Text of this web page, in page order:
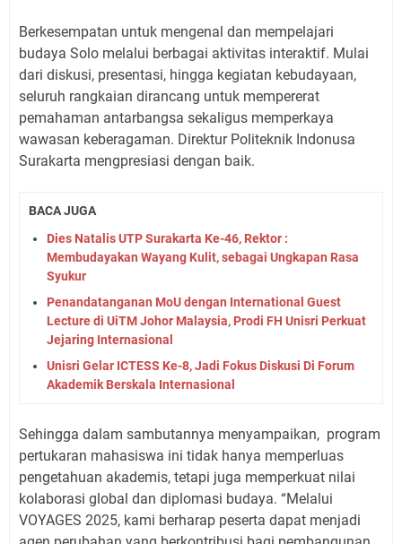
Berkesempatan untuk mengenal dan mempelajari
budaya Solo melalui berbagai aktivitas interaktif. Mulai
dari diskusi, presentasi, hingga kegiatan kebudayaan,
seluruh rangkaian dirancang untuk mempererat
pemahaman antarbangsa sekaligus memperkaya
wawasan keberagaman. Direktur Politeknik Indonusa
Surakarta mengpresiasi dengan baik.
BACA JUGA
Dies Natalis UTP Surakarta Ke-46, Rektor :
Membudayakan Wayang Kulit, sebagai Ungkapan Rasa
Syukur
Penandatanganan MoU dengan International Guest
Lecture di UiTM Johor Malaysia, Prodi FH Unisri Perkuat
Jejaring Internasional
Unisri Gelar ICTESS Ke-8, Jadi Fokus Diskusi Di Forum
Akademik Berskala Internasional
Sehingga dalam sambutannya menyampaikan, program
pertukaran mahasiswa ini tidak hanya memperluas
pengetahuan akademis, tetapi juga memperkuat nilai
kolaborasi global dan diplomasi budaya. “Melalui
VOYAGES 2025, kami berharap peserta dapat menjadi